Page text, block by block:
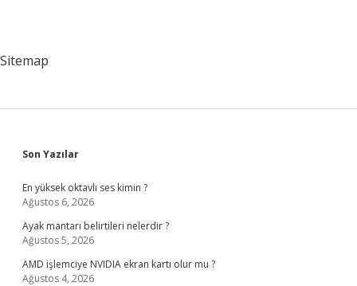
Sitemap
Sidebar
Son Yazılar
En yüksek oktavlı ses kimin ?
Ağustos 6, 2026
Ayak mantarı belirtileri nelerdir ?
Ağustos 5, 2026
AMD işlemciye NVIDIA ekran kartı olur mu ?
Ağustos 4, 2026